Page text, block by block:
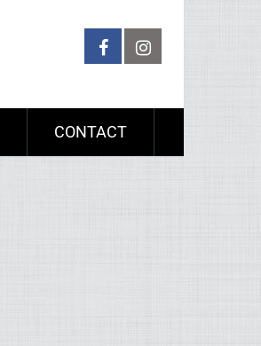
CONTACT